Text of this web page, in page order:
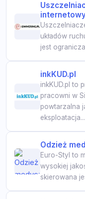
układów
jest
inkKUD.pl
inkKUD.pl to
pracowni w
powtarzalna
eksploatacja...
Odzież
Euro-Styl to
wysokiej
skierowana